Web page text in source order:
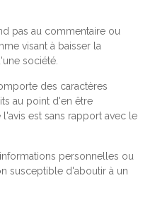
pas au commentaire ou
visant à baisser la
société.
des caractères
au point d'en être
est sans rapport avec le
personnelles ou
susceptible d'aboutir à un